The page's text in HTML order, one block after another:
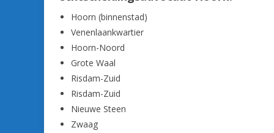
Hoorn (binnenstad)
Venenlaankwartier
Hoorn-Noord
Grote Waal
Risdam-Zuid
Risdam-Zuid
Nieuwe Steen
Zwaag